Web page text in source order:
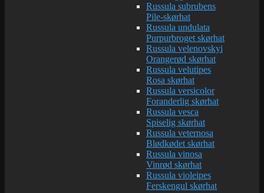
Russula subrubens
Pile-skørhat
Russula undulata
Purpurbroget skørhat
Russula velenovskyi
Orangerød skørhat
Russula velutipes
Rosa skørhat
Russula versicolor
Foranderlig skørhat
Russula vesca
Spiselig skørhat
Russula veternosa
Blødkødet skørhat
Russula vinosa
Vinrød skørhat
Russula violeipes
Ferskengul skørhat